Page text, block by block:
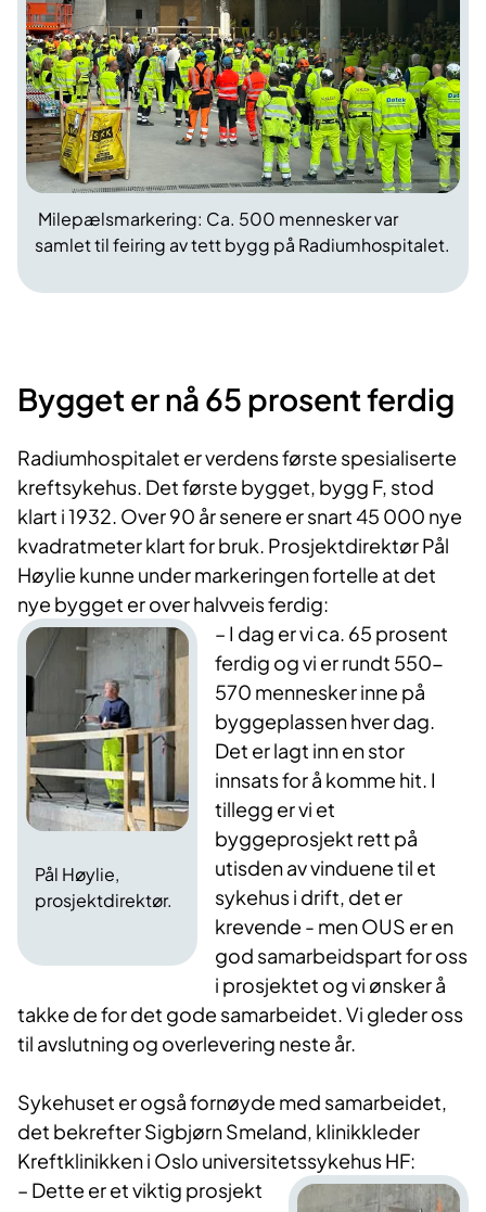
Milepælsmarkering: Ca. 500 mennesker var
samlet til feiring av tett bygg på Radiumhospitalet.
Bygget er nå 65 prosent ferdig ​
Radiumhospitalet er verdens første spesialiserte
kreftsykehus. Det første bygget, bygg F, stod
klart i 1932. Over 90 år senere er snart 45 000 nye
kvadratmeter klart for bruk. Prosjektdirektør Pål
Høylie kunne under markeringen fortelle at det
nye bygget er over halvveis ferdig:
Pål Høylie,
prosjektdirektør.
​– I dag er vi ca. 65 prosent
ferdig og vi er rundt 550-
570 mennesker inne på
byggeplassen hver dag.
Det er lagt inn en stor
innsats for å komme hit. I
tillegg er vi et
byggeprosjekt rett på
utisden av vinduene til et
sykehus i drift, det er
krevende - men OUS er en
god samarbeidspart for oss
i prosjektet og vi ønsker å
takke de for det gode samarbeidet. Vi gleder oss
til avslutning og overlevering neste år.
​Sykehuset er også fornøyde med samarbeidet,
det bekrefter Sigbjørn Smeland, klinikkleder
Kreftklinikken i Oslo universitetssykehus HF:
– Dette er et viktig ​prosjekt